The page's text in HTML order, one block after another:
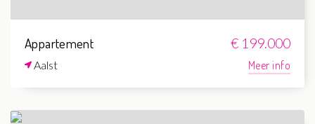
Appartement € 199.000
Aalst Meer info